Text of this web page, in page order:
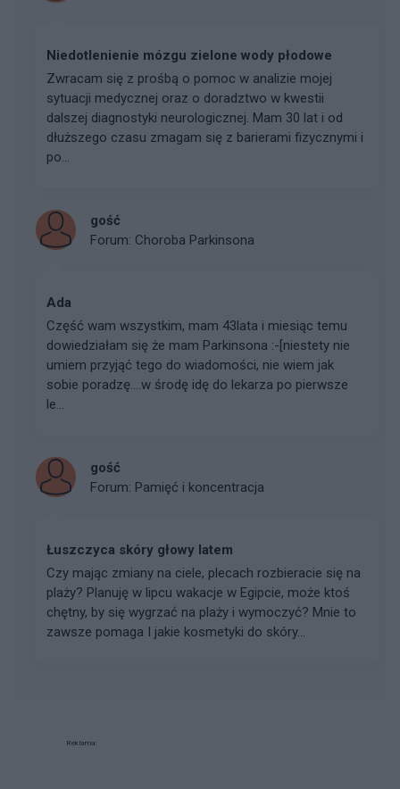
Niedotlenienie mózgu zielone wody płodowe
​Zwracam się z prośbą o pomoc w analizie mojej
sytuacji medycznej oraz o doradztwo w kwestii
dalszej diagnostyki neurologicznej. Mam 30 lat i od
dłuższego czasu zmagam się z barierami fizycznymi i
po...
gość
Forum: Choroba Parkinsona
Ada
Część wam wszystkim, mam 43lata i miesiąc temu
dowiedziałam się że mam Parkinsona :-[niestety nie
umiem przyjąć tego do wiadomości, nie wiem jak
sobie poradzę....w środę idę do lekarza po pierwsze
le...
gość
Forum: Pamięć i koncentracja
Łuszczyca skóry głowy latem
Czy mając zmiany na ciele, plecach rozbieracie się na
plaży? Planuję w lipcu wakacje w Egipcie, może ktoś
chętny, by się wygrzać na plaży i wymoczyć? Mnie to
zawsze pomaga I jakie kosmetyki do skóry...
Reklama: